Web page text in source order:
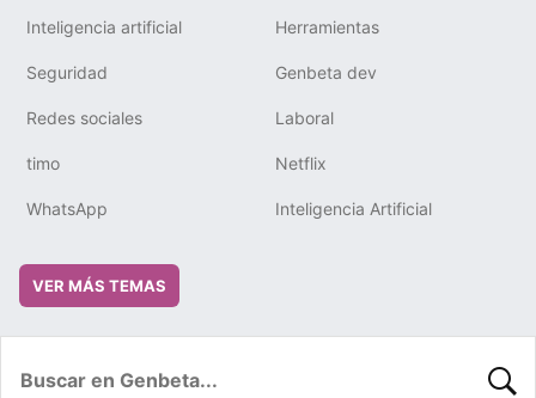
Inteligencia artificial Herramientas
Seguridad Genbeta dev
Redes sociales Laboral
timo Netflix
WhatsApp Inteligencia Artificial
VER MÁS TEMAS